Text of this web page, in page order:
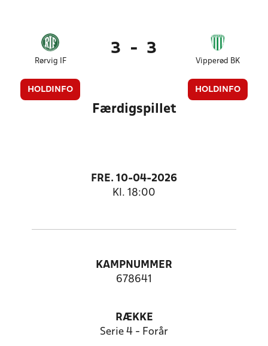
Rørvig IF
HOLDINFO
3 - 3
Vipperød BK
HOLDINFO
Færdigspillet
FRE. 10-04-2026
Kl. 18:00
KAMPNUMMER
678641
RÆKKE
Serie 4 - Forår